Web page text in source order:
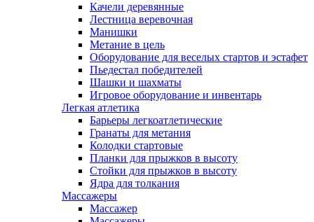
Качели деревянные
Лестница веревочная
Манишки
Метание в цель
Оборудование для веселых стартов и эстафет
Пьедестал победителей
Шашки и шахматы
Игровое оборудование и инвентарь
Легкая атлетика
Барьеры легкоатлетические
Гранаты для метания
Колодки стартовые
Планки для прыжков в высоту
Стойки для прыжков в высоту
Ядра для толкания
Массажеры
Массажер